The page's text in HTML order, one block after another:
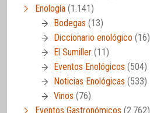
Enología (1.141)
Bodegas (13)
Diccionario enológico (16)
El Sumiller (11)
Eventos Enológicos (504)
Noticias Enológicas (533)
Vinos (76)
Eventos Gastronómicos (2.762)